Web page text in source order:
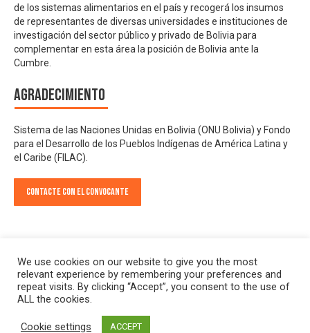
de los sistemas alimentarios en el país y recogerá los insumos
de representantes de diversas universidades e instituciones de
investigación del sector público y privado de Bolivia para
complementar en esta área la posición de Bolivia ante la
Cumbre.
Agradecimiento
Sistema de las Naciones Unidas en Bolivia (ONU Bolivia) y Fondo
para el Desarrollo de los Pueblos Indígenas de América Latina y
el Caribe (FILAC).
Contacte con el convocante
We use cookies on our website to give you the most
relevant experience by remembering your preferences and
repeat visits. By clicking “Accept”, you consent to the use of
ALL the cookies.
Cookie settings ACCEPT